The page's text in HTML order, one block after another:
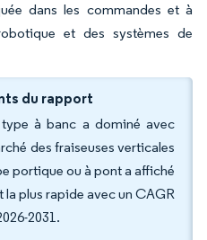
dans les commandes et à
et des systèmes de
du rapport
à banc a dominé avec
des fraiseuses verticales
portique ou à pont a affiché
plus rapide avec un CAGR
2031.